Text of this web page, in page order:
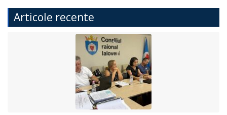
Articole recente